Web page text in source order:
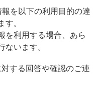
を以下の利用目的の達
す。
を利用する場合、あら
ないます。
する回答や確認のご連